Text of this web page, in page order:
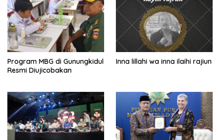
Program MBG di Gunungkidul
Resmi Diujicobakan
Inna lillahi wa inna ilaihi rajiun